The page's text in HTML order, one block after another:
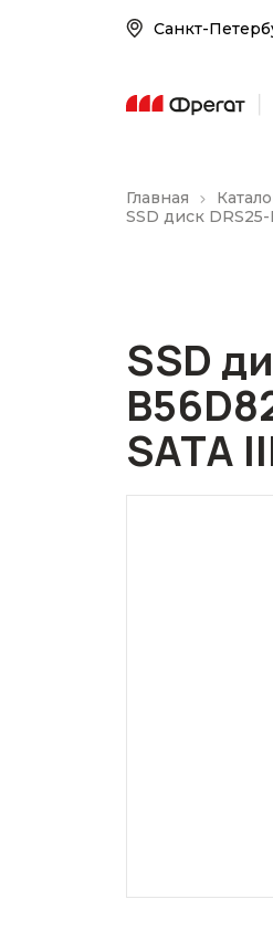
Главная
SSD диск
SSD
SATA